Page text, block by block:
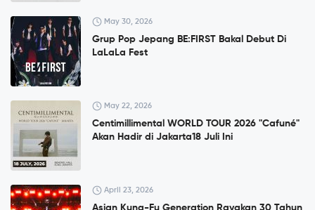
May 30, 2026
Grup Pop Jepang BE:FIRST Bakal Debut Di
LaLaLa Fest
May 22, 2026
Centimillimental WORLD TOUR 2026 "Cafuné"
Akan Hadir di Jakarta18 Juli Ini
April 23, 2026